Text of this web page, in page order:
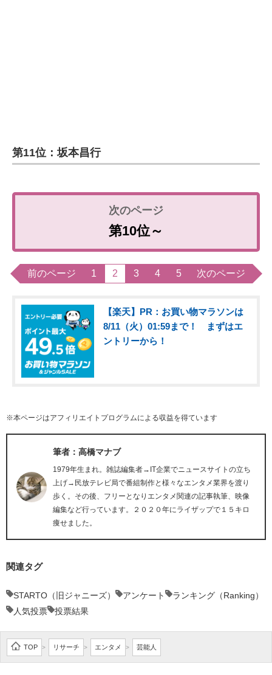
第11位：坂本昌行
第10位～
前のページ 1 2 3 4 5 次のページ
【楽天】PR：お買い物マラソンは
8/11（火）01:59まで！ まずはエ
ントリーから！
※本ページはアフィリエイトプログラムによる収益を得ています
筆者：高橋マナブ
1979年生まれ。雑誌編集者→IT企業でニュースサイトの立ち
上げ→民放テレビ局で番組制作と様々なエンタメ業界を渡り
歩く。その後、フリーとなりエンタメ関連の記事執筆、映像
編集など行っています。２０２０年にライザップで１５キロ
痩せました。
関連タグ
STARTO（旧ジャニーズ） アンケート
ランキング（Ranking）
人気投票
投票結果
TOP > リサーチ > エンタメ > 芸能人